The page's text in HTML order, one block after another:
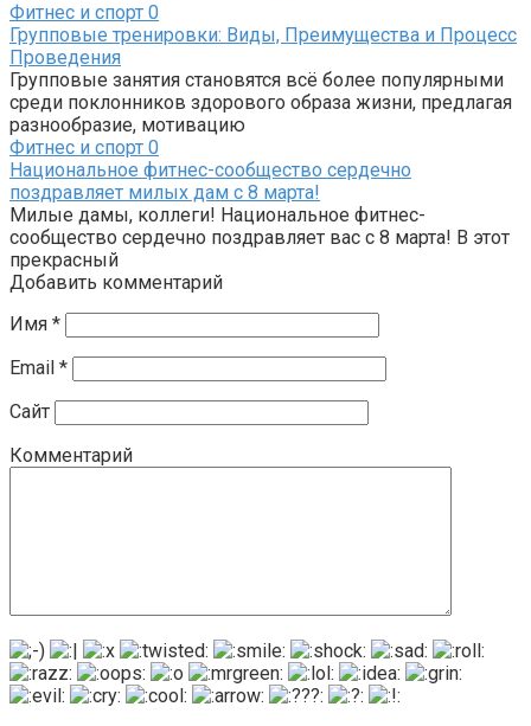
Фитнес и спорт 0
Групповые тренировки: Виды, Преимущества и Процесс
Проведения
Групповые занятия становятся всё более популярными
среди поклонников здорового образа жизни, предлагая
разнообразие, мотивацию
Фитнес и спорт 0
Национальное фитнес-сообщество сердечно
поздравляет милых дам с 8 марта!
Милые дамы, коллеги! Национальное фитнес-
сообщество сердечно поздравляет вас с 8 марта! В этот
прекрасный
Добавить комментарий
Имя *
Email *
Сайт
Комментарий